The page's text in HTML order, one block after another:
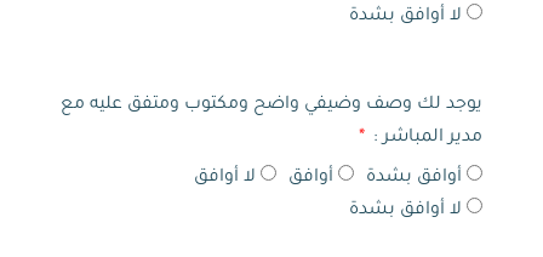
لا أوافق بشدة
يوجد لك وصف وضيفي واضح ومكتوب ومتفق عليه مع
مدير المباشر :
أوافق بشدة أوافق
لا أوافق
لا أوافق بشدة